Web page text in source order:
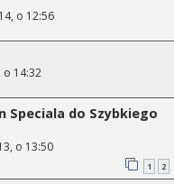
o 12:56
o 14:32
Speciala do Szybkiego
o 13:50
1 2